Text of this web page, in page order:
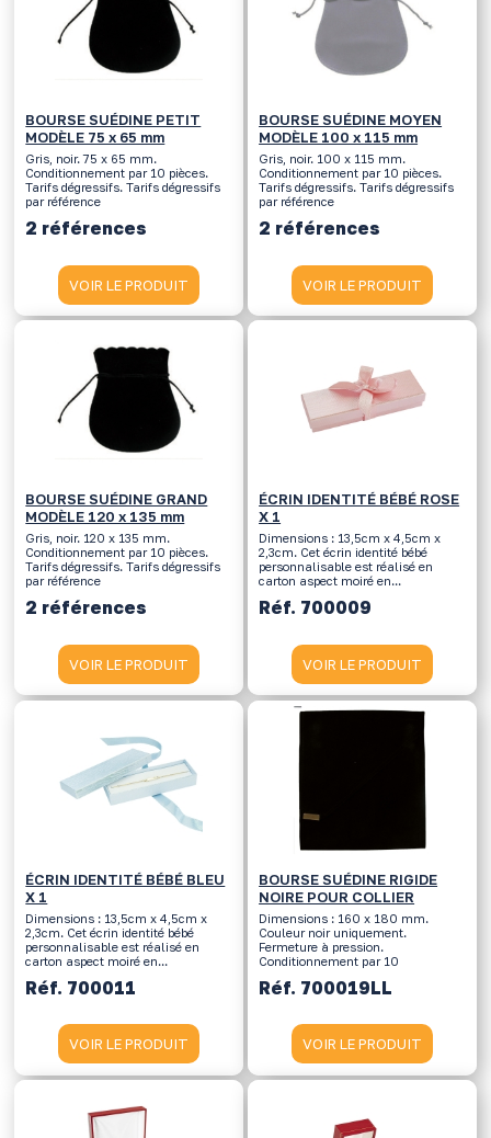
BOURSE SUÉDINE PETIT
MODÈLE 75 x 65 mm
Gris, noir. 75 x 65 mm.
Conditionnement par 10 pièces.
Tarifs dégressifs. Tarifs dégressifs
par référence
2 références
VOIR LE PRODUIT
BOURSE SUÉDINE MOYEN
MODÈLE 100 x 115 mm
Gris, noir. 100 x 115 mm.
Conditionnement par 10 pièces.
Tarifs dégressifs. Tarifs dégressifs
par référence
2 références
VOIR LE PRODUIT
BOURSE SUÉDINE GRAND
MODÈLE 120 x 135 mm
Gris, noir. 120 x 135 mm.
Conditionnement par 10 pièces.
Tarifs dégressifs. Tarifs dégressifs
par référence
2 références
VOIR LE PRODUIT
ÉCRIN IDENTITÉ BÉBÉ ROSE
X 1
Dimensions : 13,5cm x 4,5cm x
2,3cm. Cet écrin identité bébé
personnalisable est réalisé en
carton aspect moiré en...
Réf. 700009
VOIR LE PRODUIT
ÉCRIN IDENTITÉ BÉBÉ BLEU
X 1
Dimensions : 13,5cm x 4,5cm x
2,3cm. Cet écrin identité bébé
personnalisable est réalisé en
carton aspect moiré en...
Réf. 700011
VOIR LE PRODUIT
BOURSE SUÉDINE RIGIDE
NOIRE POUR COLLIER
Dimensions : 160 x 180 mm.
Couleur noir uniquement.
Fermeture à pression.
Conditionnement par 10
Réf. 700019LL
VOIR LE PRODUIT